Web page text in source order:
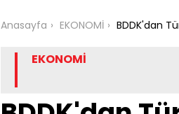
Anasayfa EKONOMİ BDDK'dan
EKONOMİ